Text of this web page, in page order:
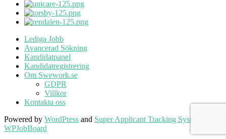
Lediga Jobb
Avancerad Sökning
Kandidatpanel
Kandidatregistrering
Om Swework.se
GDPR
Villkor
Kontakta oss
Powered by WordPress and Super Applicant Tracking System -
WPJobBoard